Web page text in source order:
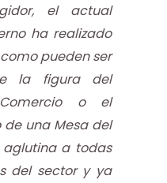
el actual
ha realizado
pueden ser
la figura del
o el
una Mesa del
aglutina a todas
del sector y ya